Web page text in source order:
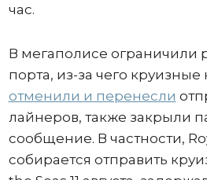
час.
В мегаполисе ограничили
порта, из-за чего
отменили и перенесли
лайнеров, также закрыли
сообщение. В частности,
собирается отправить